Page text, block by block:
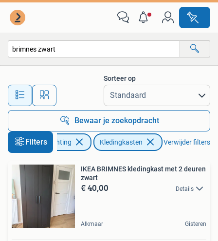
Alle afstanden…
Sorteer op
Bewaar je zoekopdracht
Filters
Huis en Inrichting Kledingkasten Verwijder filters
IKEA BRIMNES kledingkast met 2 deuren
zwart
€ 40,00 Details
Alkmaar Gisteren